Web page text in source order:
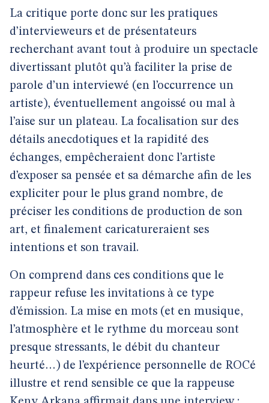
La critique porte donc sur les pratiques
d’intervieweurs et de présentateurs
recherchant avant tout à produire un spectacle
divertissant plutôt qu’à faciliter la prise de
parole d’un interviewé (en l’occurrence un
artiste), éventuellement angoissé ou mal à
l’aise sur un plateau. La focalisation sur des
détails anecdotiques et la rapidité des
échanges, empêcheraient donc l’artiste
d’exposer sa pensée et sa démarche afin de les
expliciter pour le plus grand nombre, de
préciser les conditions de production de son
art, et finalement caricatureraient ses
intentions et son travail.
On comprend dans ces conditions que le
rappeur refuse les invitations à ce type
d’émission. La mise en mots (et en musique,
l’atmosphère et le rythme du morceau sont
presque stressants, le débit du chanteur
heurté…) de l’expérience personnelle de ROCé
illustre et rend sensible ce que la rappeuse